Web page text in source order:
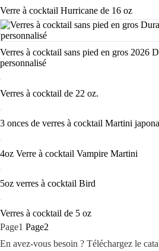
Verre à cocktail Hurricane de 16 oz
Verres à cocktail sans pied en gros 2026
personnalisé
Verres à cocktail de 22 oz.
3 onces de verres à cocktail Martini
4oz Verre à cocktail Vampire Martini
5oz verres à cocktail Bird
Verres à cocktail de 5 oz
Page1 Page2
En avez-vous besoin ? Téléchargez le